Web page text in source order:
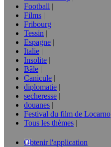
Football
Films
Fribourg
Tessin
Espagne
Italie
Insolite
Bâle
Canicule
diplomatie
secheresse
douanes
Festival du film de Locarno
Tous les thèmes
Obtenir l'application